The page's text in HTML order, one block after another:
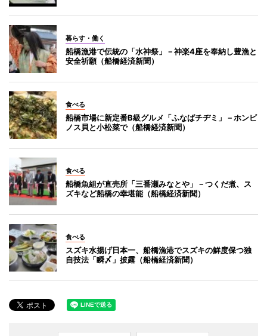
暮らす・働く
船橋漁港で伝統の「水神祭」－神楽4座を奉納し豊漁と
安全祈願（船橋経済新聞）
食べる
船橋市場に新定番B級グルメ「ふなばチヂミ」－ホンビ
ノス貝と小松菜で（船橋経済新聞）
食べる
船橋魚組が直売所「三番瀬みなとや」－つくだ煮、ス
ズキなど船橋の幸堪能（船橋経済新聞）
食べる
スズキ水揚げ日本一、船橋漁港でスズキの鮮度保つ独
自技法「瞬〆」披露（船橋経済新聞）